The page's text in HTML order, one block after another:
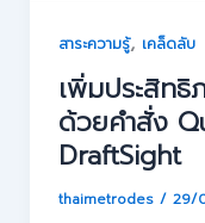
สาระความรู้, เคล็ดลับ
เพิ่มประสิท
ด้วยคำสั่ง
DraftSight
thaimetrodes / 29/